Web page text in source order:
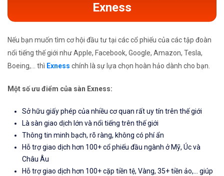
Exness
Nếu bạn muốn tìm cơ hội đầu tư tại các cổ phiếu của các tập đoàn
nổi tiếng thế giới như Apple, Facebook, Google, Amazon, Tesla,
Boeing,... thì Exness chính là sự lựa chọn hoàn hảo dành cho bạn.
Một số ưu điểm của sàn Exness:
Sở hữu giấy phép của nhiều cơ quan rất uy tín trên thế giới
Là sàn giao dịch lớn và nổi tiếng trên thế giới
Thông tin minh bạch, rõ ràng, không có phí ẩn
Hỗ trợ giao dịch hơn 100+ cổ phiếu đầu ngành ở Mỹ, Úc và
Châu Âu
Hỗ trợ giao dịch hơn 100+ cặp tiền tệ, Vàng, 35+ tiền ảo,... giúp